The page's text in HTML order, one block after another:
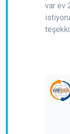
var ev